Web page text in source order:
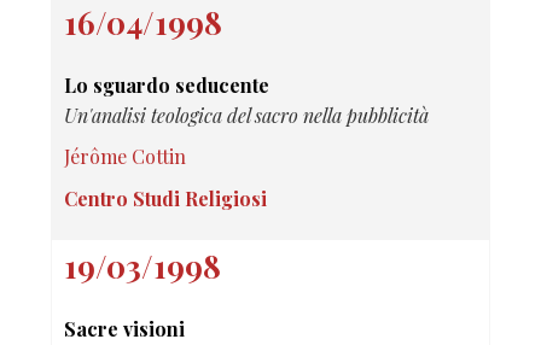
16/04/1998
Lo sguardo seducente
Un'analisi teologica del sacro nella pubblicità
Jérôme Cottin
Centro Studi Religiosi
19/03/1998
Sacre visioni